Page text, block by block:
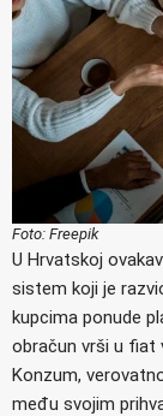
Foto: Freepik
U Hrvatskoj
sistem koji je
kupcima ponude
obračun vrši u fiat
Konzum,
među svojim